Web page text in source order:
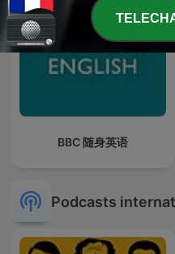
BBC 随身英语
Podcasts